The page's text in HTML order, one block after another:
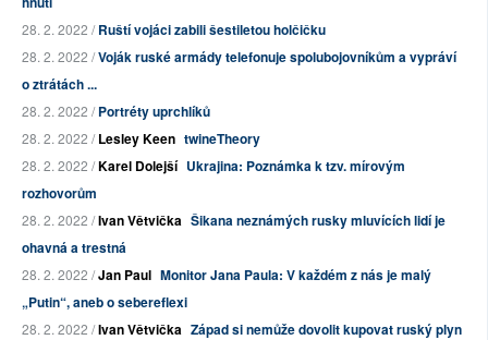
28. 2. 2022 /Ruští vojáci zabili šestiletou holčičku
28. 2. 2022 /Voják ruské armády telefonuje spolubojovníkům a vypráví
o ztrátách ...
28. 2. 2022 /Portréty uprchlíků
28. 2. 2022 /Lesley Keen twineTheory
28. 2. 2022 /Karel Dolejší Ukrajina: Poznámka k tzv. mírovým
rozhovorům
28. 2. 2022 /Ivan Větvička Šikana neznámých rusky mluvících lidí je
ohavná a trestná
28. 2. 2022 /Jan Paul Monitor Jana Paula: V každém z nás je malý
„Putin“, aneb o sebereflexi
28. 2. 2022 /Ivan Větvička Západ si nemůže dovolit kupovat ruský plyn